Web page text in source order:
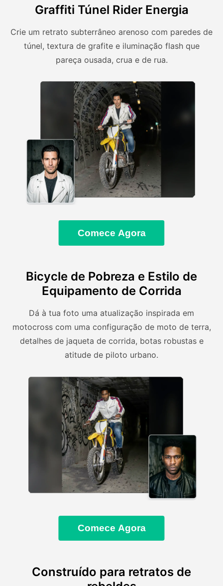
Graffiti Túnel Rider Energia
Crie um retrato subterrâneo arenoso com paredes de
túnel, textura de grafite e iluminação flash que
pareça ousada, crua e de rua.
Comece Agora
Bicycle de Pobreza e Estilo de
Equipamento de Corrida
Dá à tua foto uma atualização inspirada em
motocross com uma configuração de moto de terra,
detalhes de jaqueta de corrida, botas robustas e
atitude de piloto urbano.
Comece Agora
Construído para retratos de